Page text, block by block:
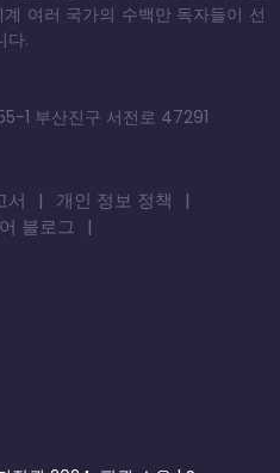
여러 국가의 수백만 독자들이 선
다.
1 부산진구 서전로 47291
서
개인 정보 정책
블로그